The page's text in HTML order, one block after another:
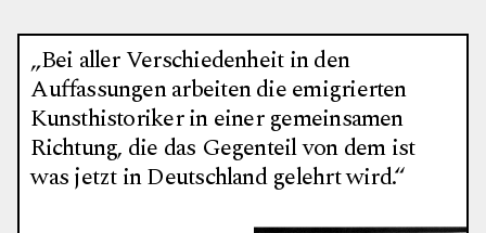
„Bei aller Verschiedenheit in den
Auffassungen arbeiten die emigrierten
Kunsthistoriker in einer gemeinsamen
Richtung, die das Gegenteil von dem ist
was jetzt in Deutschland gelehrt wird.“